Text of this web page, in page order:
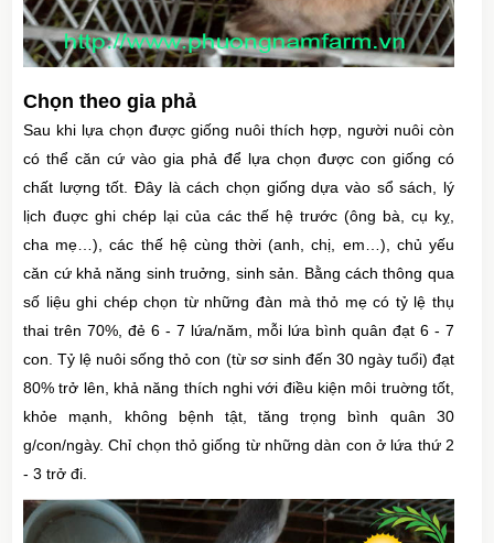
Chọn theo gia phả
Sau khi lựa chọn được giống nuôi thích hợp, người nuôi còn
có thể căn cứ vào gia phả để lựa chọn được con giống có
chất lượng tốt. Đây là cách chọn giống dựa vào sổ sách, lý
lịch đuợc ghi chép lại của các thế hệ trước (ông bà, cụ kỵ,
cha mẹ…), các thế hệ cùng thời (anh, chị, em…), chủ yếu
căn cứ khả năng sinh truởng, sinh sản. Bằng cách thông qua
số liệu ghi chép chọn từ những đàn mà thỏ mẹ có tỷ lệ thụ
thai trên 70%, đẻ 6 - 7 lứa/năm, mỗi lứa bình quân đạt 6 - 7
con. Tỷ lệ nuôi sống thỏ con (từ sơ sinh đến 30 ngày tuổi) đạt
80% trở lên, khả năng thích nghi với điều kiện môi truờng tốt,
khỏe mạnh, không bệnh tật, tăng trọng bình quân 30
g/con/ngày. Chỉ chọn thỏ giống từ những dàn con ở lứa thứ 2
- 3 trở đi.